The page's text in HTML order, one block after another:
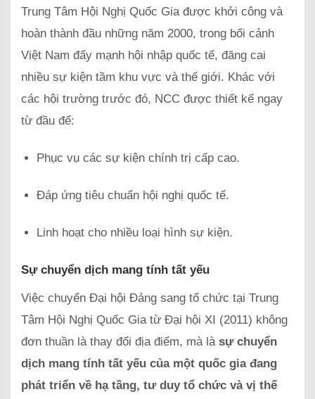
Trung Tâm Hội Nghị Quốc Gia được khởi công và
hoàn thành đầu những năm 2000, trong bối cảnh
Việt Nam đẩy mạnh hội nhập quốc tế, đăng cai
nhiều sự kiện tầm khu vực và thế giới. Khác với
các hội trường trước đó, NCC được thiết kế ngay
từ đầu để:
Phục vụ các sự kiện chính trị cấp cao.
Đáp ứng tiêu chuẩn hội nghị quốc tế.
Linh hoạt cho nhiều loại hình sự kiện.
Sự chuyển dịch mang tính tất yếu
Việc chuyển Đại hội Đảng sang tổ chức tại Trung
Tâm Hội Nghị Quốc Gia từ Đại hội XI (2011) không
đơn thuần là thay đổi địa điểm, mà là sự chuyển
dịch mang tính tất yếu của một quốc gia đang
phát triển về hạ tầng, tư duy tổ chức và vị thế